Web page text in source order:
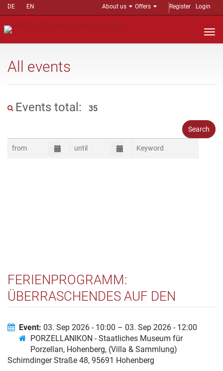
DE EN About us Offers Register Login
All events
Events total: 35
FERIENPROGRAMM:
ÜBERRASCHENDES AUF DEN
Event: 03. Sep 2026 - 10:00 – 03. Sep 2026 - 12:00
PORZELLANIKON - Staatliches Museum für
Porzellan, Hohenberg, (Villa & Sammlung)
Schirndinger Straße 48, 95691 Hohenberg